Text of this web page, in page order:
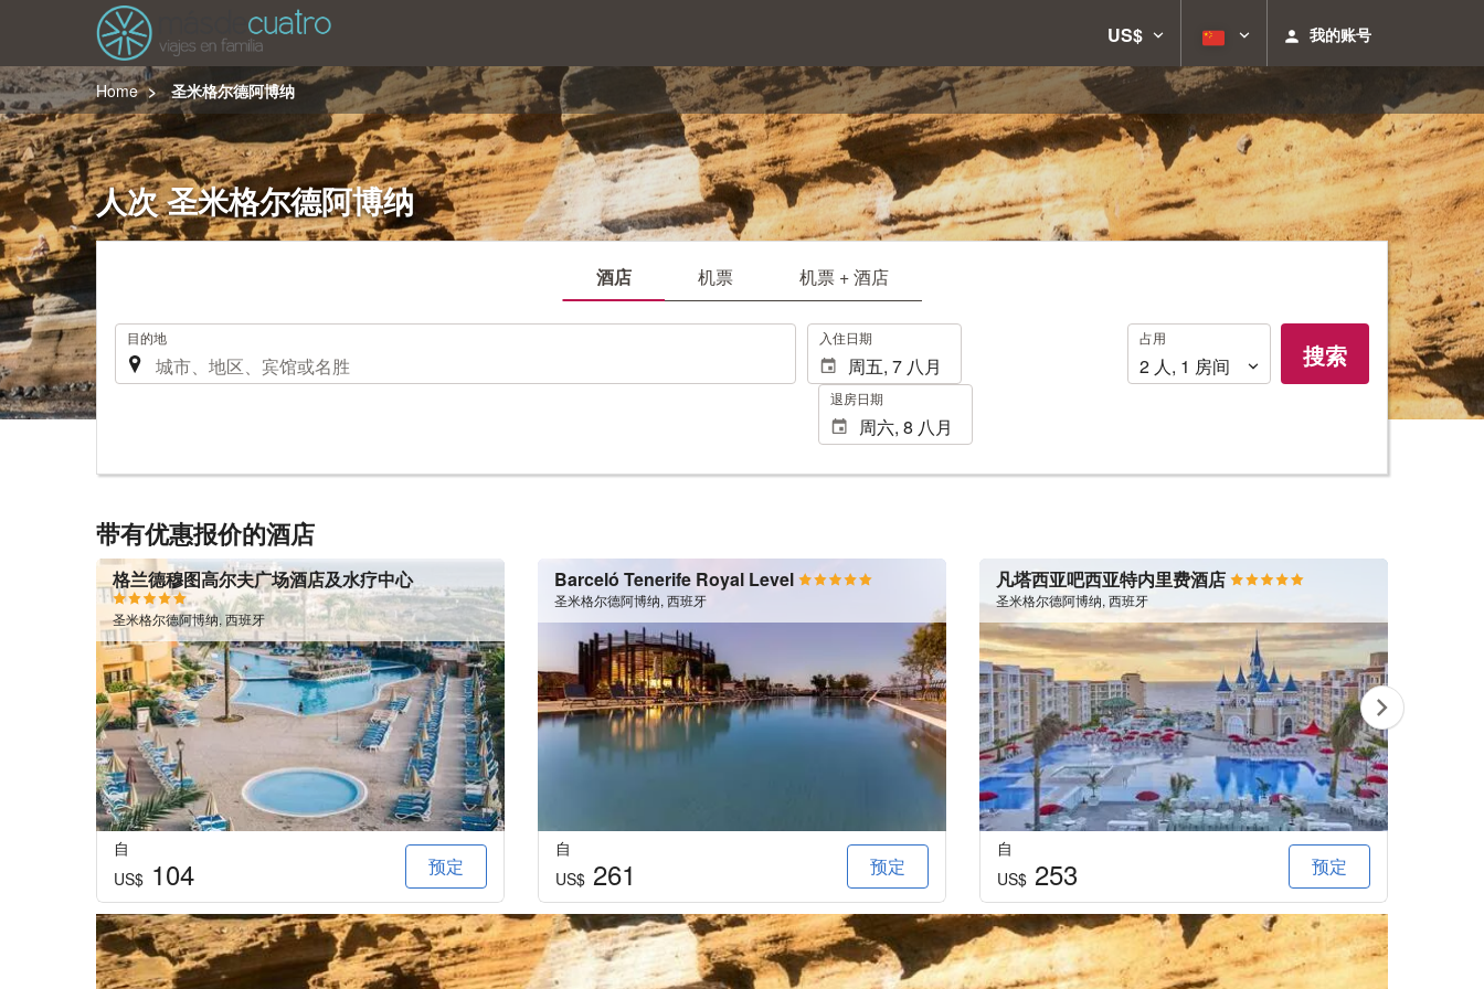
US$ 我的账号
Home 圣米格尔德阿博纳
人次 圣米格尔德阿博纳
酒店 机票 机票 + 酒店
. 目的地 . 入住日期
退房日期
占
用
占用
2 人 , 1 房间 搜索
带有优惠报价的酒店
格兰德穆图高尔夫广场酒店及水疗中心
圣米格尔德阿博纳, 西班牙
自
US$ 104 预定
Barceló Tenerife Royal Level
圣米格尔德阿博纳, 西班牙
自
US$ 261 预定
凡塔西亚吧西亚特内里费酒店
圣米格尔德阿博纳, 西班牙
自
US$ 253 预定